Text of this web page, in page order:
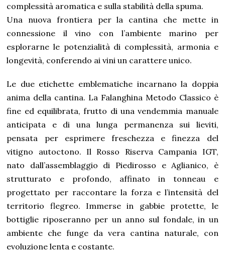
complessità aromatica e sulla stabilità della spuma.
Una nuova frontiera per la cantina che mette in
connessione il vino con l’ambiente marino per
esplorarne le potenzialità di complessità, armonia e
longevità, conferendo ai vini un carattere unico.
Le due etichette emblematiche incarnano la doppia
anima della cantina. La Falanghina Metodo Classico è
fine ed equilibrata, frutto di una vendemmia manuale
anticipata e di una lunga permanenza sui lieviti,
pensata per esprimere freschezza e finezza del
vitigno autoctono. Il Rosso Riserva Campania IGT,
nato dall’assemblaggio di Piedirosso e Aglianico, è
strutturato e profondo, affinato in tonneau e
progettato per raccontare la forza e l’intensità del
territorio flegreo. Immerse in gabbie protette, le
bottiglie riposeranno per un anno sul fondale, in un
ambiente che funge da vera cantina naturale, con
evoluzione lenta e costante.